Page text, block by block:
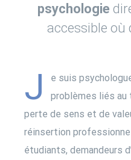
psychologie
accessible où
J
e suis
problèmes liés au
perte de sens et de
réinsertion
étudiants, demandeurs